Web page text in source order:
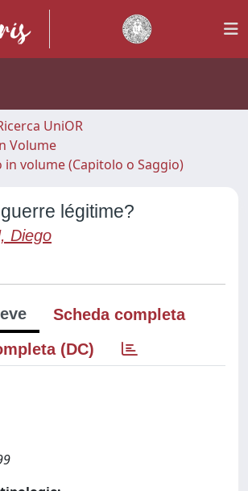
UniOR
Volume
volume (Capitolo o Saggio)
légitime?
Diego
Scheda completa
(DC)